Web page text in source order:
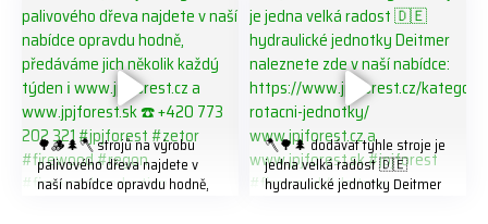
🌳🪵🌲🪓 strojů na výrobu
palivového dřeva najdete v
naší nabídce opravdu hodně,
🪓🌳🌲 dodávat tyhle stroje je
jedna velká radost 🇩🇪
hydraulické jednotky Deitmer